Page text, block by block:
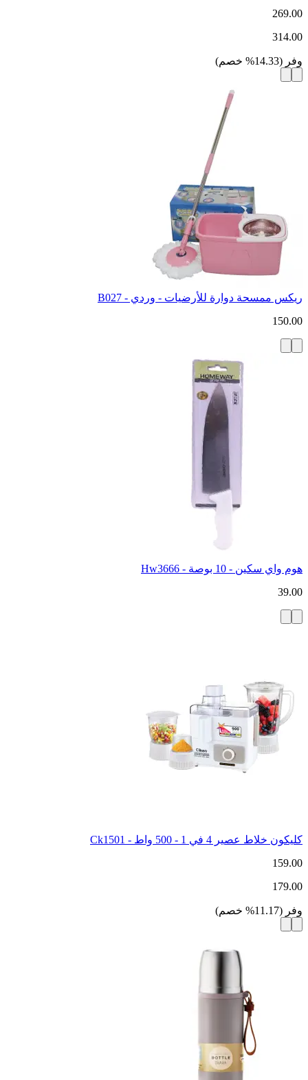
269.00
314.00
وفر (
14.33
% خصم)
ريكس ممسحة دوارة للأرضيات - وردي - B027
150.00
هوم واي سكين - 10 بوصة - Hw3666
39.00
كليكون خلاط عصير 4 في 1 - 500 واط - Ck1501
159.00
179.00
وفر (
11.17
% خصم)